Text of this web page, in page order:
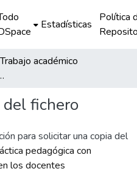
Estadísticas
Política
Trabajo académico
activas en los docentes
del fichero
para solicitar una copia del
pedagógica con
los docentes